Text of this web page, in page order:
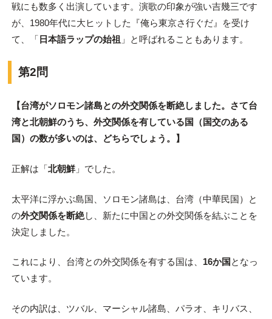
戦にも数多く出演しています。演歌の印象が強い吉幾三です
が、1980年代に大ヒットした『俺ら東京さ行ぐだ』を受け
て、「 日本語ラップの始祖 」と呼ばれることもあります。
第2問
【台湾がソロモン諸島との外交関係を断絶しました。さて台
湾と北朝鮮のうち、外交関係を有している国（国交のある
国）の数が多いのは、どちらでしょう。】
正解は「北朝鮮」でした。
太平洋に浮かぶ島国、ソロモン諸島は、台湾（中華民国）と
の外交関係を断絶し、新たに中国との外交関係を結ぶことを
決定しました。
これにより、台湾との外交関係を有する国は、 16か国 となっ
ています。
その内訳は、ツバル、マーシャル諸島、パラオ、キリバス、